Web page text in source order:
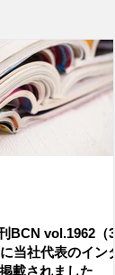
BCN vol.1962（3
当社代表のインタ
載されました